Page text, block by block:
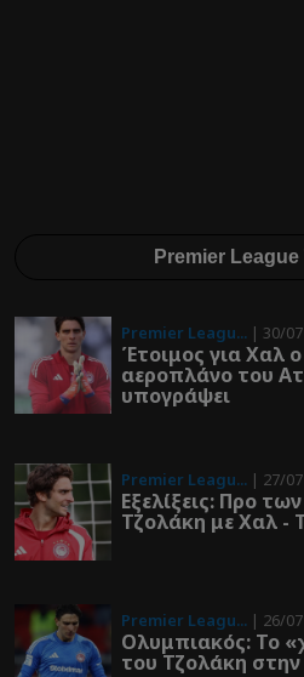
Premier
Premier Leagu... | 30/
Έτοιμος για Χαλ
αεροπλάνο του
υπογράψει
Premier Leagu... | 27/
Εξελίξεις: Προ
Τζολάκη με Χαλ -
Premier Leagu... | 26/
Ολυμπιακός: To
του Τζολάκη